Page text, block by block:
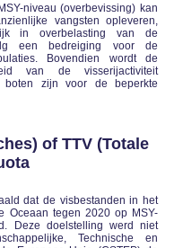
niveau (overbevissing) kan
vangsten opleveren,
in overbelasting van de
een bedreiging voor de
Bovendien wordt de
van de visserijactiviteit
zijn voor de beperkte
of TTV (Totale
dat de visbestanden in het
Oceaan tegen 2020 op MSY-
Deze doelstelling werd niet
Technische en